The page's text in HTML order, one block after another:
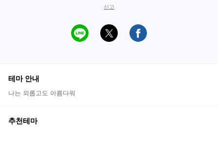
신고
테마 안내
나는 외롭고도 아름다워
추천테마